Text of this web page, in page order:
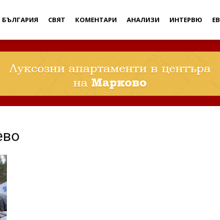
БЪЛГАРИЯ СВЯТ КОМЕНТАРИ АНАЛИЗИ ИНТЕРВЮ